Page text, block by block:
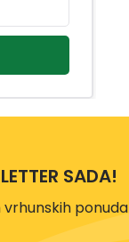
SADA!
vrhunskih ponuda